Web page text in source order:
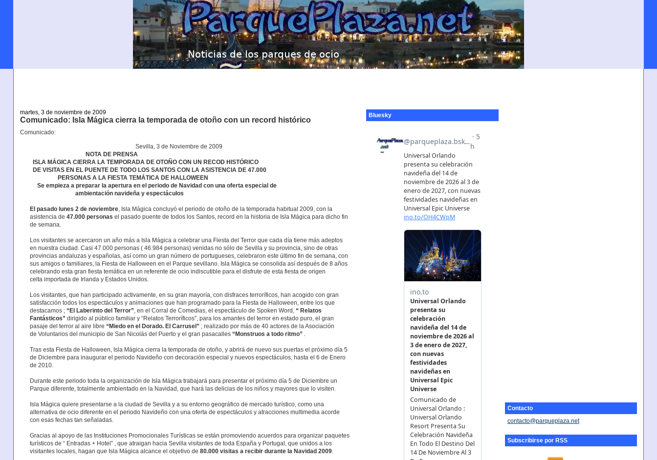
Contacto
contacto@parqueplaza.net
Subscribirse por RSS
martes, 3 de noviembre de 2009
Comunicado: Isla Mágica cierra la temporada de otoño con un record histórico
Comunicado:
Sevilla, 3 de Noviembre de 2009
NOTA DE PRENSA
ISLA MÁGICA CIERRA LA TEMPORADA DE OTOÑO CON UN RECOD HISTÓRICO
DE VISITAS EN EL PUENTE DE TODO LOS SANTOS CON LA ASISTENCIA DE 47.000
PERSONAS A LA FIESTA TEMÁTICA DE HALLOWEEN
Se empieza a preparar la apertura en el periodo de Navidad con una oferta especial de
ambientación navideña y espectáculos
El pasado lunes 2 de noviembre, Isla Mágica concluyó el periodo de otoño de la temporada habitual 2009, con la
asistencia de 47.000 personas el pasado puente de todos los Santos, record en la historia de Isla Mágica para dicho fin
de semana.
Los visitantes se acercaron un año más a Isla Mágica a celebrar una Fiesta del Terror que cada día tiene más adeptos
en nuestra ciudad. Casi 47.000 personas ( 46.984 personas) venidas no sólo de Sevilla y su provincia, sino de otras
provincias andaluzas y españolas, así como un gran número de portugueses, celebraron este último fin de semana, con
sus amigos o familiares, la Fiesta de Halloween en el Parque sevillano. Isla Mágica se consolida así después de 8 años
celebrando esta gran fiesta temática en un referente de ocio indiscutible para el disfrute de esta fiesta de origen
celta importada de Irlanda y Estados Unidos.
Los visitantes, que han participado activamente, en su gran mayoría, con disfraces terroríficos, han acogido con gran
satisfacción todos los espectáculos y animaciones que han programado para la Fiesta de Halloween, entre los que
destacamos ;“El Laberinto del Terror” , en el Corral de Comedias, el espectáculo de Spoken Word, “ Relatos
Fantásticos” dirigido al público familiar y “Relatos Terroríficos”, para los amantes del terror en estado puro, el gran
pasaje del terror al aire libre “Miedo en el Dorado. El Carrusel” ; realizado por más de 40 actores de la Asociación
de Voluntarios del municipio de San Nicolás del Puerto y el gran pasacalles “Monstruos a todo ritmo”
Tras esta Fiesta de Halloween, Isla Mágica cierra la temporada de otoño, y abrirá de nuevo sus puertas el próximo día 5
de Diciembre para inaugurar el periodo Navideño con decoración especial y nuevos espectáculos, hasta el 6 de Enero
de 2010.
Durante este periodo toda la organización de Isla Mágica trabajará para presentar el próximo día 5 de Diciembre un
Parque diferente, totalmente ambientado en la Navidad, que hará las delicias de los niños y mayores que lo visiten.
Isla Mágica quiere presentarse a la ciudad de Sevilla y a su entorno geográfico de mercado turístico, como una
alternativa de ocio diferente en el periodo Navideño con una oferta de espectáculos y atracciones multimedia acorde
con esas fechas tan señaladas.
Gracias al apoyo de las Instituciones Promocionales Turísticas se están promoviendo acuerdos para organizar paquetes
turísticos de “ Entradas + Hotel” , que atraigan hacia Sevilla visitantes de toda España y Portugal, que unidos a los
visitantes locales, hagan que Isla Mágica alcance el objetivo de 80.000 visitas a recibir durante la Navidad 2009.
Bluesky